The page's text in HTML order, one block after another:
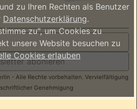
abonieren
- Alle Rechte vorbehalten. Vervielfältigung
Genehmigung
zu Ihren Rechten als Benutzer
Datenschutzerklärung.
zu", um Cookies zu
unsere Website besuchen zu
Cookies erlauben